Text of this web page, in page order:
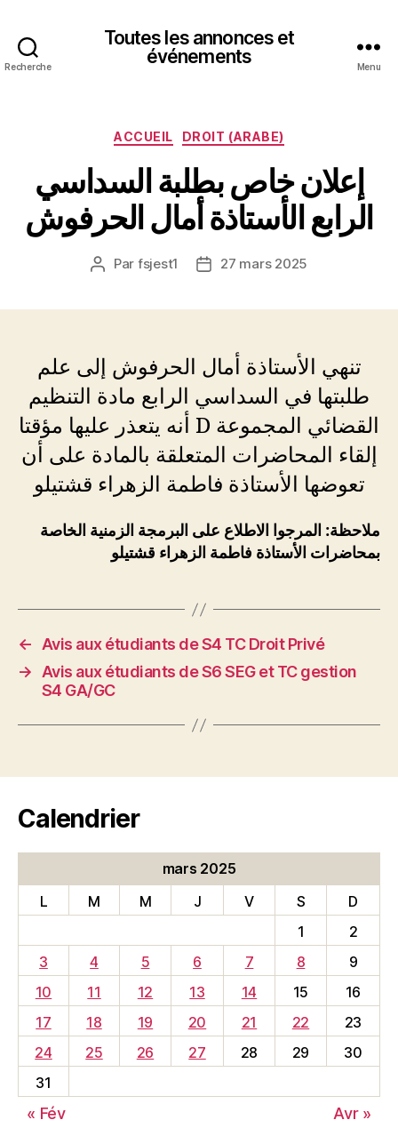
Recherche
Toutes les annonces et
événements
Menu
Catégories
ACCUEIL DROIT (ARABE)
إعلان خاص بطلبة السداسي
الرابع الأستاذة أمال الحرفوش
Auteur
Par fsjest1
Date27 mars 2025
تنهي الأستاذة أمال الحرفوش إلى علم
طلبتها في السداسي الرابع مادة التنظيم
القضائي المجموعة D أنه يتعذر عليها مؤقتا
إلقاء المحاضرات المتعلقة بالمادة على أن
تعوضها الأستاذة فاطمة الزهراء قشتيلو
ملاحظة: المرجوا الاطلاع على البرمجة الزمنية الخاصة
بمحاضرات الأستاذة فاطمة الزهراء قشتيلو
←
Avis aux étudiants de S4 TC Droit Privé
→
Avis aux étudiants de S6 SEG et TC gestion
S4 GA/GC
Calendrier
mars 2025
L
M M J V S
D
1
2
3
4 5 6 7 8
9
10
11 12 13 14 15
16
17
18 19 20 21 22
23
24
25 26 27 28 29
30
31
« Fév Avr »